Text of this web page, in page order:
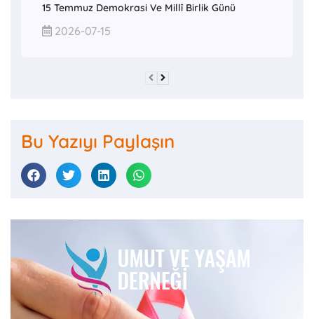
15 Temmuz Demokrasi Ve Millî Birlik Günü
2026-07-15
Bu Yazıyı Paylaşın